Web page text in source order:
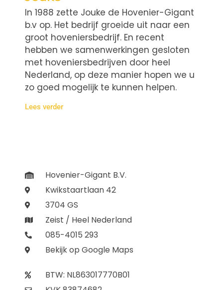
In 1988 zette Jouke de Hovenier-Gigant
b.v op. Het bedrijf groeide uit naar een
groot hoveniersbedrijf. En recent
hebben we samenwerkingen gesloten
met hoveniersbedrijven door heel
Nederland, op deze manier hopen we u
zo goed mogelijk te kunnen helpen.
Lees verder
Hovenier-Gigant B.V.
Kwikstaartlaan 42
3704 GS
Zeist / Heel Nederland
085-4015 293
Bekijk op Google Maps
BTW: NL863017770B01